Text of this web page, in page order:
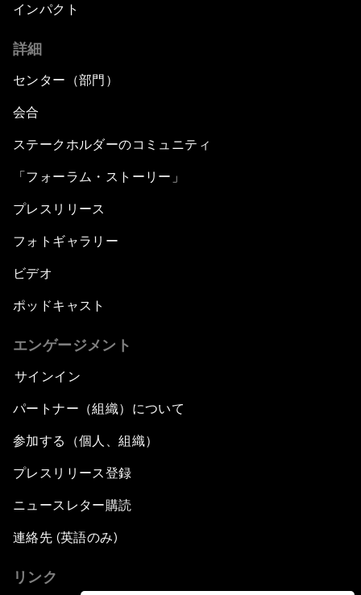
インパクト
詳細
センター（部門）
会合
ステークホルダーのコミュニティ
「フォーラム・ストーリー」
プレスリリース
フォトギャラリー
ビデオ
ポッドキャスト
エンゲージメント
サインイン
パートナー（組織）について
参加する（個人、組織）
プレスリリース登録
ニュースレター購読
連絡先 (英語のみ)
リンク